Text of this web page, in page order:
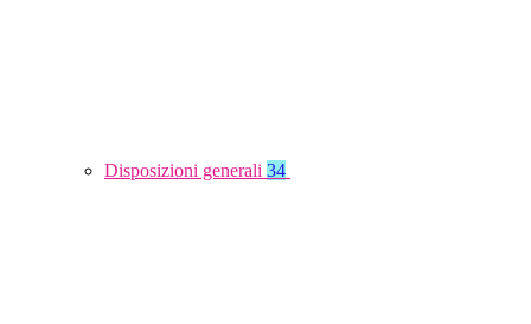
Disposizioni generali 34